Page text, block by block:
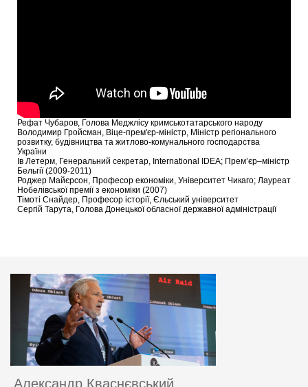
Рефат Чубаров, Голова Меджлісу кримськотатарського народу
Володимир Гройсман, Віце-прем'єр-міністр, Міністр регіонального
розвитку, будівництва та житлово-комунального господарства
України
Ів Летерм, Генеральний секретар, International IDEA; Прем’єр–міністр
Бельгії (2009-2011)
Роджер Майєрсон, Професор економіки, Університет Чикаго; Лауреат
Нобелівської премії з економіки (2007)
Тімоті Снайдер, Професор історії, Єльський університет
Сергій Тарута, Голова Донецької обласної державної адміністрації
Александр Кваснєвський